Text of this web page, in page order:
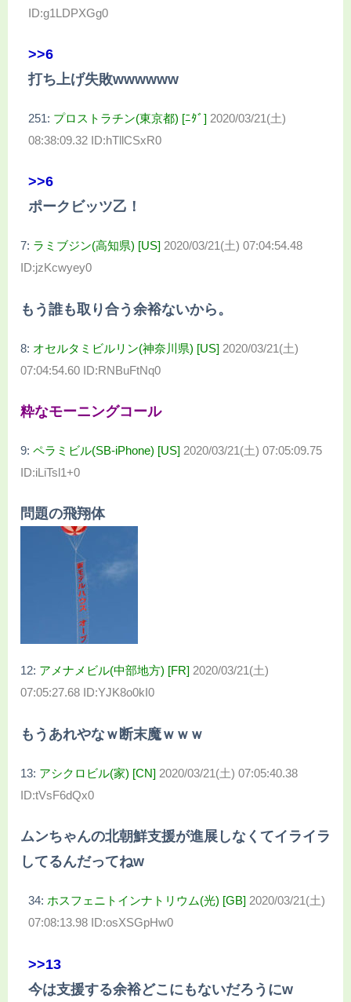
ID:g1LDPXGg0
>>6
打ち上げ失敗wwwwww
251: プロストラチン(東京都) [ﾆﾀﾞ] 2020/03/21(土)
08:38:09.32 ID:hTllCSxR0
>>6
ポークビッツ乙！
7: ラミブジン(高知県) [US] 2020/03/21(土) 07:04:54.48
ID:jzKcwyey0
もう誰も取り合う余裕ないから。
8: オセルタミビルリン(神奈川県) [US] 2020/03/21(土)
07:04:54.60 ID:RNBuFtNq0
粋なモーニングコール
9: ペラミビル(SB-iPhone) [US] 2020/03/21(土) 07:05:09.75
ID:iLiTsl1+0
問題の飛翔体
12: アメナメビル(中部地方) [FR] 2020/03/21(土)
07:05:27.68 ID:YJK8o0kI0
もうあれやなｗ断末魔ｗｗｗ
13: アシクロビル(家) [CN] 2020/03/21(土) 07:05:40.38
ID:tVsF6dQx0
ムンちゃんの北朝鮮支援が進展しなくてイライラ
してるんだってねw
34: ホスフェニトインナトリウム(光) [GB] 2020/03/21(土)
07:08:13.98 ID:osXSGpHw0
>>13
今は支援する余裕どこにもないだろうにw